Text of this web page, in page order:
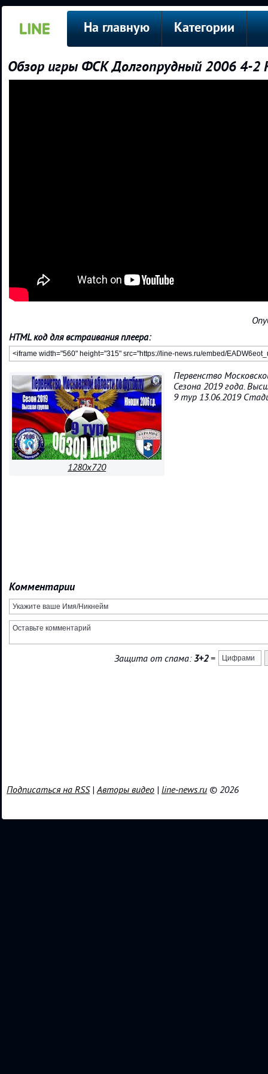
На главную Категории
Обзор игры ФСК Долгопрудный 2006 4-2
HTML код для встраивания плеера:
1280x720
Первенство
Сезона 2019 года.
9 тур 13.06.2019
Комментарии
Защита от спама:3+2=
Подписаться на RSS|Авторы видео | line-news.ru © 2026